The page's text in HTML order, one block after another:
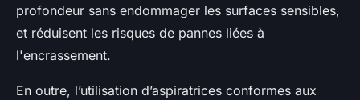
profondeur sans endommager les surfaces sensibles,
et réduisent les risques de pannes liées à
l'encrassement.
En outre, l’utilisation d’aspiratrices conformes aux